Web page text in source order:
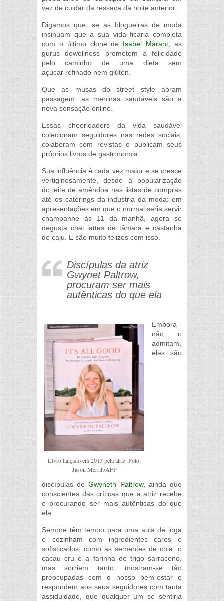
vez de cuidar da ressaca da noite anterior.
Digamos que, se as blogueiras de moda
insinuam que a sua vida ficaria completa
com o último clone de Isabel Marant, as
gurus dowellness prometem a felicidade
pelo caminho de uma dieta sem
açúcar refinado nem glúten.
Que as musas do street style abram
passagem: as meninas saudáveis são a
nova sensação online.
Essas cheerleaders da vida saudável
colecionam seguidores nas redes sociais,
colaboram com revistas e publicam seus
próprios livros de gastronomia.
Sua influência é cada vez maior e se cresce
vertiginosamente, desde a popularização
do leite de amêndoa nas listas de compras
até os caterings da indústria da moda: em
apresentações em que o normal seria servir
champanhe às 11 da manhã, agora se
degusta chai lattes de tâmara e castanha
de caju. E são muito felizes com isso.
Discípulas da atriz
Gwynet Paltrow,
procuram ser mais
autênticas do que ela
LIvro lançado em 2013 pela atriz. Foto:
Jason Merritt/AFP
Embora
não o
admitam,
elas são
discípulas deGwyneth Paltrow, ainda que
conscientes das críticas que a atriz recebe
e procurando ser mais autênticas do que
ela.
Sempre têm tempo para uma aula de ioga
e cozinham com ingredientes caros e
sofisticados, como as sementes de chia, o
cacau cru e a farinha de trigo sarraceno,
mas sorriem tanto, mostram-se tão
preocupadas com o nosso bem-estar e
respondem aos seus seguidores com tanta
assiduidade, que qualquer um se sentiria